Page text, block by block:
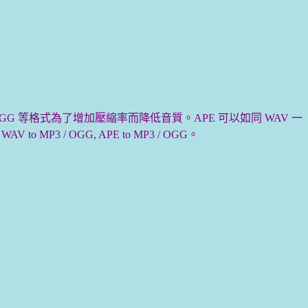
等格式為了增加壓縮率而降低音質。APE 可以如同 WAV 一
to MP3 / OGG, APE to MP3 / OGG。